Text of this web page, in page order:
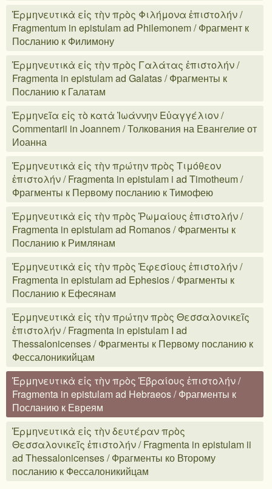
Ἑρμηνευτικὰ εἰς τὴν πρὸς Φιλήμονα ἐπιστολήν /
Fragmentum in epistulam ad Philemonem / Фрагмент к
Посланию к Филимону
Ἑρμηνευτικὰ εἰς τὴν πρὸς Γαλάτας ἐπιστολήν /
Fragmenta in epistulam ad Galatas / Фрагменты к
Посланию к Галатам
Ἑρμηνεῖα εἰς τὸ κατὰ Ἰωάννην Εὐαγγέλιον /
Commentarii in Joannem / Толкования на Евангелие от
Иоанна
Ἑρμηνευτικὰ εἰς τὴν πρώτην πρὸς Τιμόθεον
ἐπιστολήν / Fragmenta in epistulam i ad Timotheum /
Фрагменты к Первому посланию к Тимофею
Ἑρμηνευτικὰ εἰς τὴν πρὸς Ῥωμαίους ἐπιστολήν /
Fragmenta in epistulam ad Romanos / Фрагменты к
Посланию к Римлянам
Ἑρμηνευτικὰ εἰς τὴν πρὸς Ἐφεσίους ἐπιστολήν /
Fragmenta in epistulam ad Ephesios / Фрагменты к
Посланию к Ефесянам
Ἑρμηνευτικὰ εἰς τὴν πρώτην πρὸς Θεσσαλονικεῖς
ἐπιστολήν / Fragmenta in epistulam I ad
Thessalonicenses / Фрагменты к Первому посланию к
Фессалоникийцам
Ἑρμηνευτικὰ εἰς τὴν πρὸς Ἑβραίους ἐπιστολήν /
Fragmenta in epistulam ad Hebraeos / Фрагменты к
Посланию к Евреям
Ἑρμηνευτικὰ εἰς τὴν δευτέραν πρὸς
Θεσσαλονικεῖς ἐπιστολήν / Fragmenta in epistulam ii
ad Thessalonicenses / Фрагменты ко Второму
посланию к Фессалоникийцам